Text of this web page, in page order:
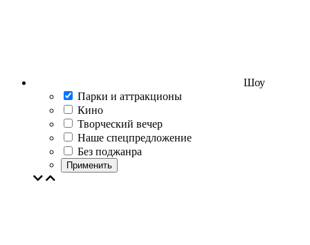
Шоу
Парки и аттракционы
Кино
Творческий вечер
Наше спецпредложение
Без поджанра
Применить